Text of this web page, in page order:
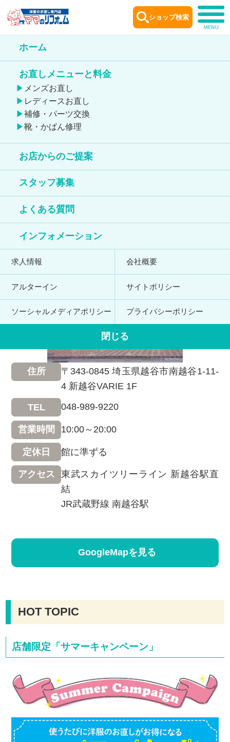
ホーム
お直しメニューと料金
メンズお直し
レディースお直し
補修・パーツ交換
靴・かばん修理
お店からのご提案
スタッフ募集
よくある質問
インフォメーション
求人情報 会社概要
アルターイン サイトポリシー
ソーシャルメディアポリシー プライバシーポリシー
閉じる
ショップ検索
ショップ案内
Shop information
新越谷ヴァリエ店
靴のお直しが出来る店舗
鞄のお直しが出来る店舗
住所
〒343-0845 埼玉県越谷市南越谷1-11-
4 新越谷VARIE 1F
TEL 048-989-9220
営業時間 10:00～20:00
定休日 館に準ずる
アクセス
東武スカイツリーライン 新越谷駅直
結
JR武蔵野線 南越谷駅
GoogleMapを見る
HOT TOPIC
店舗限定「サマーキャンペーン」